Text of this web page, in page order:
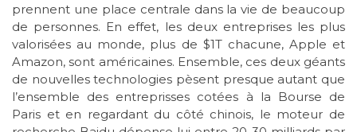
prennent une place centrale dans la vie de beaucoup
de personnes. En effet, les deux entreprises les plus
valorisées au monde, plus de $1T chacune, Apple et
Amazon, sont américaines. Ensemble, ces deux géants
de nouvelles technologies pèsent presque autant que
l’ensemble des entreprisses cotées à la Bourse de
Paris et en regardant du côté chinois, le moteur de